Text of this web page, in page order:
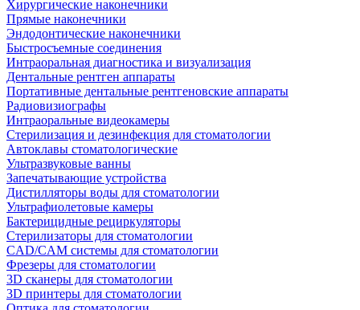
Хирургические наконечники
Прямые наконечники
Эндодонтические наконечники
Быстросъемные соединения
Интраоральная диагностика и визуализация
Дентальные рентген аппараты
Портативные дентальные рентгеновские аппараты
Радиовизиографы
Интраоральные видеокамеры
Стерилизация и дезинфекция для стоматологии
Автоклавы стоматологические
Ультразвуковые ванны
Запечатывающие устройства
Дистилляторы воды для стоматологии
Ультрафиолетовые камеры
Бактерицидные рециркуляторы
Стерилизаторы для стоматологии
CAD/CAM системы для стоматологии
Фрезеры для стоматологии
3D cканеры для стоматологии
3D принтеры для стоматологии